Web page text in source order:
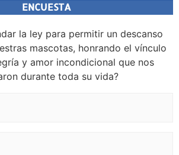
ENCUESTA
la ley para permitir un descanso
mascotas, honrando el vínculo
y amor incondicional que nos
durante toda su vida?